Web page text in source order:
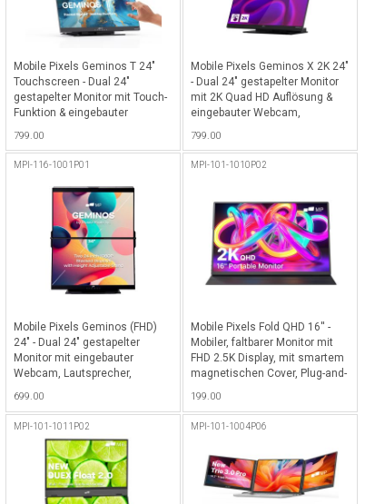
Mobile Pixels Geminos T 24"
Touchscreen - Dual 24"
gestapelter Monitor mit Touch-
Funktion & eingebauter
Mikrofon & 10-in-1 Multiport
Dock (1080p Full HD
macOS, Windows & Linux -
799.00
Mobile Pixels Geminos X 2K 24"
- Dual 24" gestapelter Monitor
mit 2K Quad HD Auflösung &
eingebauter Webcam,
1 Multiport Dock, kompatibel
mit macOS, Windows & Linux
799.00
MPI-116-1001P01
Mobile Pixels Geminos (FHD)
24" - Dual 24" gestapelter
Monitor mit eingebauter
Webcam, Lautsprecher,
Auflösung), kompatibel mit
macOS, Windows, XBox &
Playstation - Schwarz
699.00
MPI-101-1010P02
Mobile Pixels Fold QHD 16'' -
Mobiler, faltbarer Monitor mit
FHD 2.5K Display, mit smartem
magnetischen Cover, Plug-and-
leicht für Reisen, kompatibel
Schwarz
199.00
MPI-101-1011P02 MPI-101-1004P06